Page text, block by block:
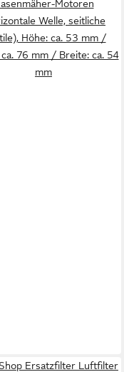
Motoren
Welle, seitliche
Höhe: ca. 53 mm /
ca. 76 mm / Breite: ca. 54
mm
Ersatzfilter Luftfilter